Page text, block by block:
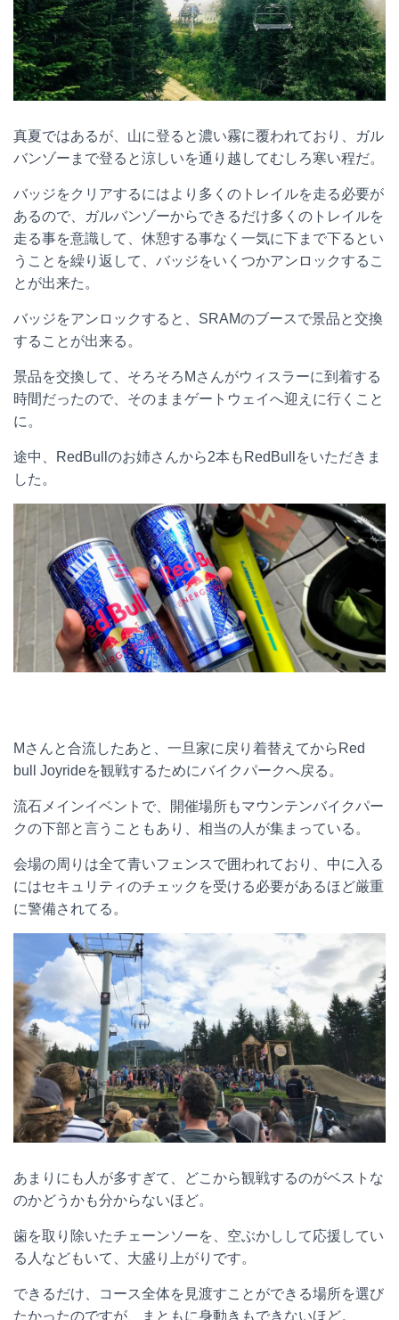
真夏ではあるが、山に登ると濃い霧に覆われており、ガル
バンゾーまで登ると涼しいを通り越してむしろ寒い程だ。
バッジをクリアするにはより多くのトレイルを走る必要が
あるので、ガルバンゾーからできるだけ多くのトレイルを
走る事を意識して、休憩する事なく一気に下まで下るとい
うことを繰り返して、バッジをいくつかアンロックするこ
とが出来た。
バッジをアンロックすると、SRAMのブースで景品と交換
することが出来る。
景品を交換して、そろそろMさんがウィスラーに到着する
時間だったので、そのままゲートウェイへ迎えに行くこと
に。
途中、RedBullのお姉さんから2本もRedBullをいただきま
した。
Mさんと合流したあと、一旦家に戻り着替えてからRed
bull Joyrideを観戦するためにバイクパークへ戻る。
流石メインイベントで、開催場所もマウンテンバイクパー
クの下部と言うこともあり、相当の人が集まっている。
会場の周りは全て青いフェンスで囲われており、中に入る
にはセキュリティのチェックを受ける必要があるほど厳重
に警備されてる。
あまりにも人が多すぎて、どこから観戦するのがベストな
のかどうかも分からないほど。
歯を取り除いたチェーンソーを、空ぶかしして応援してい
る人などもいて、大盛り上がりです。
できるだけ、コース全体を見渡すことができる場所を選び
たかったのですが、まともに身動きもできないほど。